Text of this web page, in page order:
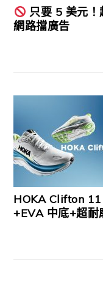
只要 5 美元
網路擋廣告
HOKA Clifton 11
+EVA 中底+超耐